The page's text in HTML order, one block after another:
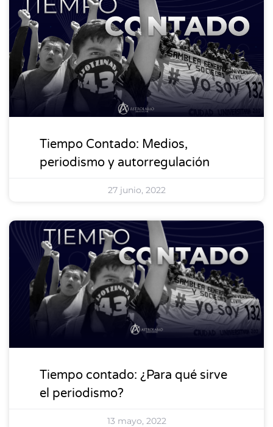
DESTACADOS
Tiempo Contado: Medios,
periodismo y autorregulación
27 junio, 2022
DESTACADOS 2
Tiempo contado: ¿Para qué sirve
el periodismo?
13 mayo, 2022